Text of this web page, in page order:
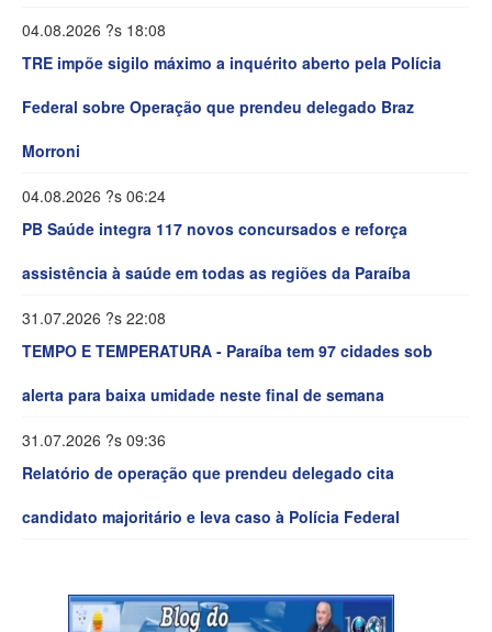
04.08.2026 ?s 18:08
TRE impõe sigilo máximo a inquérito aberto pela Polícia
Federal sobre Operação que prendeu delegado Braz
Morroni
04.08.2026 ?s 06:24
PB Saúde integra 117 novos concursados e reforça
assistência à saúde em todas as regiões da Paraíba
31.07.2026 ?s 22:08
TEMPO E TEMPERATURA - Paraíba tem 97 cidades sob
alerta para baixa umidade neste final de semana
31.07.2026 ?s 09:36
Relatório de operação que prendeu delegado cita
candidato majoritário e leva caso à Polícia Federal